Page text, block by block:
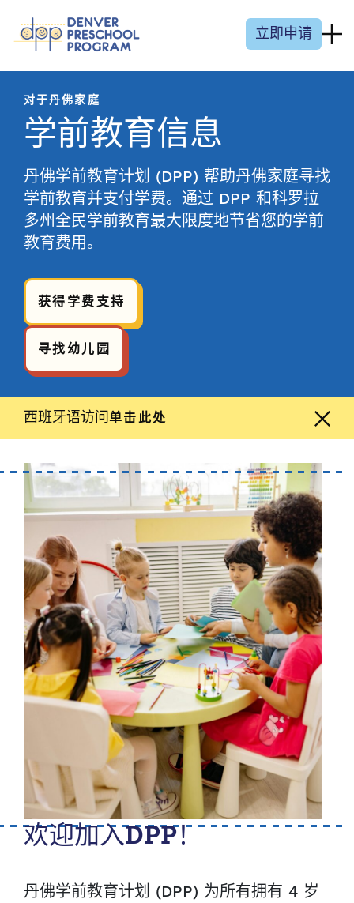
立即申请
对于丹佛家庭
学前教育信息
丹佛学前教育计划 (DPP) 帮助丹佛家庭寻找
学前教育并支付学费。通过 DPP 和科罗拉
多州全民学前教育最大限度地节省您的学前
教育费用。
获得学费支持
寻找幼儿园
西班牙语访问单击此处
欢迎加入DPP！
丹佛学前教育计划 (DPP) 为所有拥有 4 岁